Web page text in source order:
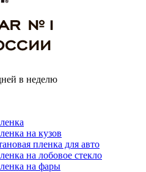
в неделю
на кузов
пленка для авто
на лобовое стекло
на фары